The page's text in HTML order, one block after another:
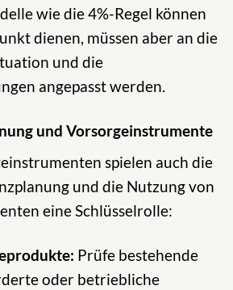
wie die 4%-Regel können
dienen, müssen aber an die
und die
angepasst werden.
und Vorsorgeinstrumente
spielen auch die
und die Nutzung von
eine Schlüsselrolle:
Prüfe bestehende
oder betriebliche